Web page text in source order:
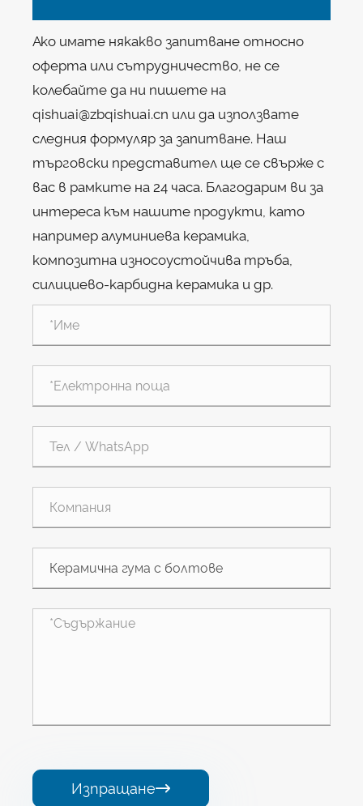
Ако имате някакво запитване относно
оферта или сътрудничество, не се
колебайте да ни пишете на
qishuai@zbqishuai.cn или да използвате
следния формуляр за запитване. Наш
търговски представител ще се свърже с
вас в рамките на 24 часа. Благодарим ви за
интереса към нашите продукти, като
например алуминиева керамика,
композитна износоустойчива тръба,
силициево-карбидна керамика и др.
Изпращане